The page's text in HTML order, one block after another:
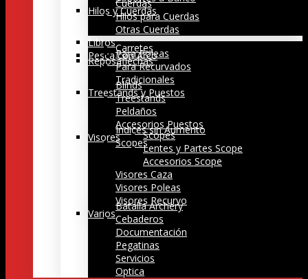
Hilos y Cuerdas
Cuerdas
Hilos para Cuerdas
Otras Cuerdas
Libros
Pesca con Arco
Carretes
Reposaflechas
Para Poleas
Para Recurvados
Tradicionales
Treestands y Puestos
Blinds
Treestands
Peldaños
Accesorios Puestos
Visores
Indices sin Aumento
Scopes
Scopes
Lentes y Partes Scope
Accesorios Scope
Visores Caza
Visores Poleas
Visores Recurvo
Varios
Batalla Archery
Cebaderos
Documentación
Pegatinas
Servicios
Optica